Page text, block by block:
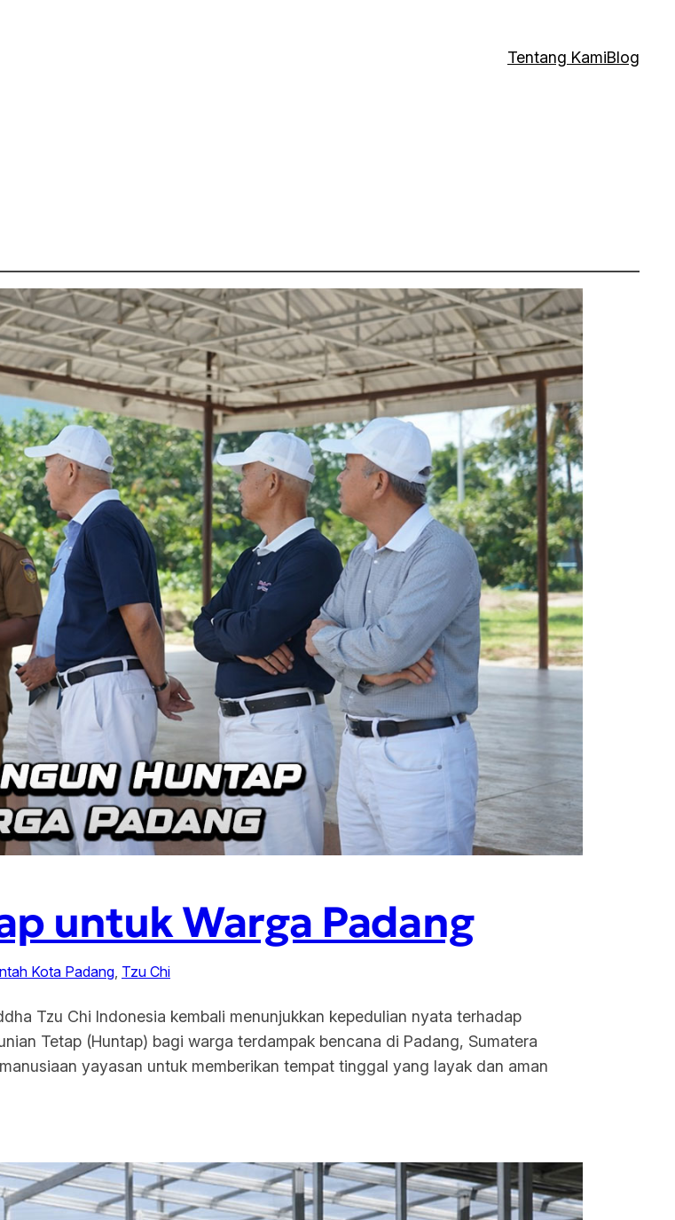
Tentang KamiBlog
untuk Warga Padang
Kota Padang, Tzu Chi
Tzu Chi Indonesia kembali menunjukkan kepedulian nyata terhadap
Tetap (Huntap) bagi warga terdampak bencana di Padang, Sumatera
yayasan untuk memberikan tempat tinggal yang layak dan aman